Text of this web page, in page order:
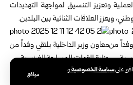
علىسياسة الخصوصيةو
موافق
وتعزيز التنسيق لمواجهة التهديدات
ويعزز العلاقات الثنائية بين البلدين.